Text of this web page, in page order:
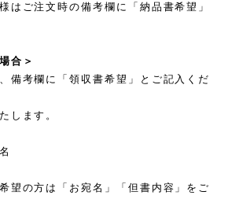
はご注文時の備考欄に「納品書希望」
合＞
備考欄に「領収書希望」とご記入くだ
します。
望の方は「お宛名」「但書内容」をご